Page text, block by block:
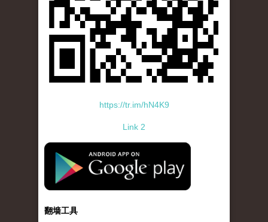
https://tr.im/hN4K9
Link 2
standard-icon-googleplay-app-store.png
翻墙工具